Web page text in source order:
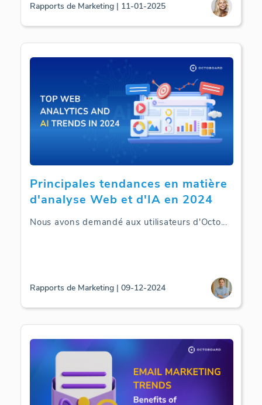
Rapports de Marketing | 11-01-2025
Principales tendances en matière
d'analyse Web et d'IA en 2024
Nous avons demandé aux utilisateurs d'Octo...
Rapports de Marketing | 09-12-2024